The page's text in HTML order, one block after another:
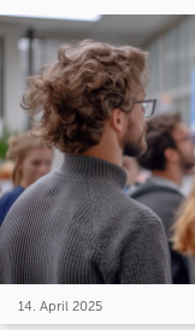
14. April 2025